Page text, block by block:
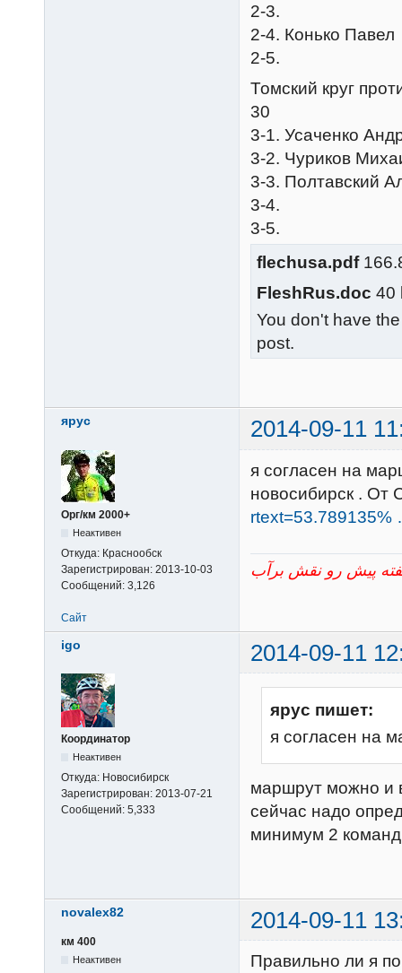
2-3.
2-4. Конько Павел
2-5.
Томский круг
30
3-1. Усаченко
3-2. Чуриков
3-3. Полтавский
3-4.
3-5.
flechusa.pdf
FleshRus.doc 40
You don't have
post.
ярус 2014-09-11
Орг/км 2000+
Неактивен
Откуда: Краснообск
Зарегистрирован: 2013-10-03
Сообщений: 3,126
я согласен на
новосибирск . От
rtext=53.789135%
Сайт
igo 2014-09-11
Координатор
Неактивен
Откуда: Новосибирск
Зарегистрирован: 2013-07-21
Сообщений: 5,333
ярус пишет:
я согласен на
маршрут можно и
сейчас надо
минимум 2
novalex82 2014-09-11
км 400
Неактивен
Правильно ли я